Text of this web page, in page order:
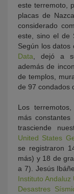
este terremoto,
placas de
considerado
este, sino el de
Según los datos
Data, dejó a
además de
de templos,
de 97 condados
Los
más
trasciende
United States
se registraron
más) y 18 de
a 7). Jesús
Instituto
Desastres